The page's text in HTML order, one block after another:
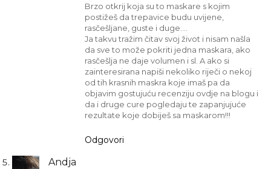
Brzo otkrij koja su to maskare s kojim
postižeš da trepavice budu uvijene,
rasčešljane, guste i duge....
Ja takvu tražim čitav svoj život i nisam našla
da sve to može pokriti jedna maskara, ako
rasčešlja ne daje volumen i sl. A ako si
zainteresirana napiši nekoliko riječi o nekoj
od tih krasnih maskra koje imaš pa da
objavim gostujuću recenziju ovdje na blogu i
da i druge cure pogledaju te zapanjujuće
rezultate koje dobiješ sa maskarom!!!
Odgovori
Andja